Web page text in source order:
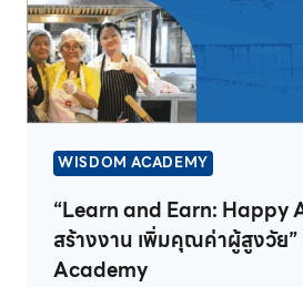
WISDOM ACADEMY
“Learn and Earn: Happy
สร้างงาน เพิ่มคุณค่าผู้สูงวัย
Academy